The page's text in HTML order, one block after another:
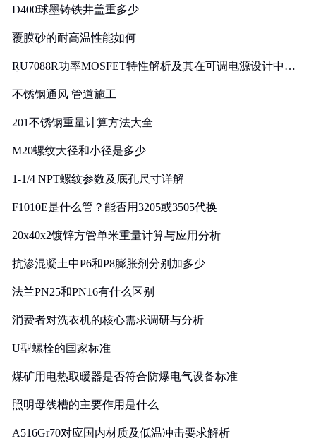
D400球墨铸铁井盖重多少
覆膜砂的耐高温性能如何
RU7088R功率MOSFET特性解析及其在可调电源设计中的
不锈钢通风 管道施工
201不锈钢重量计算方法大全
M20螺纹大径和小径是多少
1-1/4 NPT螺纹参数及底孔尺寸详解
F1010E是什么管？能否用3205或3505代换
20x40x2镀锌方管单米重量计算与应用分析
抗渗混凝土中P6和P8膨胀剂分别加多少
法兰PN25和PN16有什么区别
消费者对洗衣机的核心需求调研与分析
U型螺栓的国家标准
煤矿用电热取暖器是否符合防爆电气设备标准
照明母线槽的主要作用是什么
A516Gr70对应国内材质及低温冲击要求解析